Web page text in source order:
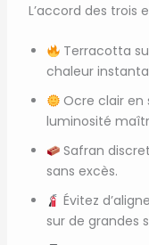
L’accord des trois
Terracotta
chaleur
Ocre clair
luminosité
Safran
sans excès.
Évitez
sur de grandes